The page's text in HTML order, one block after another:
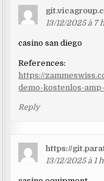
13/12/2025 à 7
casino san diego
References:
https://
demo-kostenlos-
Reply
https://
13/12/2025 à 1